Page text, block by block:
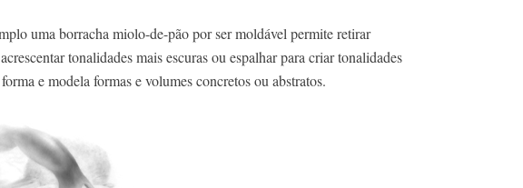
uma borracha miolo-de-pão por ser moldável permite retirar
tonalidades mais escuras ou espalhar para criar tonalidades
e modela formas e volumes concretos ou abstratos.